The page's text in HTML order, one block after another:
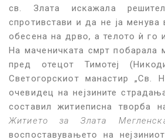
св. Злата искажала
спротивстави и да не ја менува
обесена на дрво, а телото ѝ го
На маченичката смрт побарала
пред отецот Тимотеј
Светогорскиот манастир „Св.
очевидец на нејзините
составил житиеписна творба
Житието за Злата
воспоставувањето на